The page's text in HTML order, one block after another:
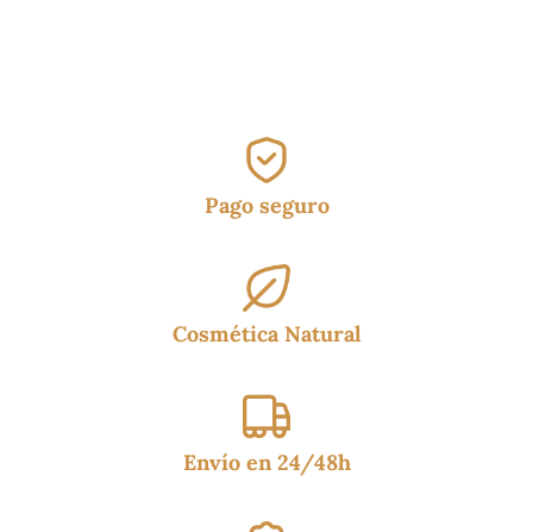
Pago seguro
Cosmética Natural
Envío en 24/48h